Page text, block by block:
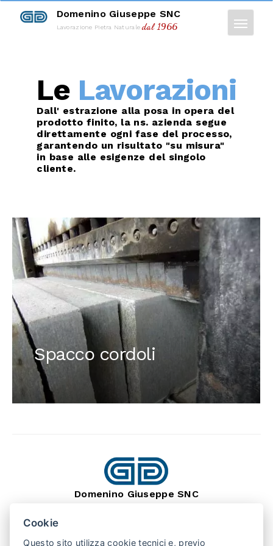
Domenino Giuseppe SNC
Lavorazione Pietra Naturaledal 1966
Le Lavorazioni
Dall' estrazione alla posa in opera del
prodotto finito, la ns. azienda segue
direttamente ogni fase del processo,
garantendo un risultato "su misura"
in base alle esigenze del singolo
cliente.
Spacco cordoli
Domenino Giuseppe SNC
VIA MONTEBRACCO, 15
Cookie
Questo sito utilizza cookie tecnici e, previo